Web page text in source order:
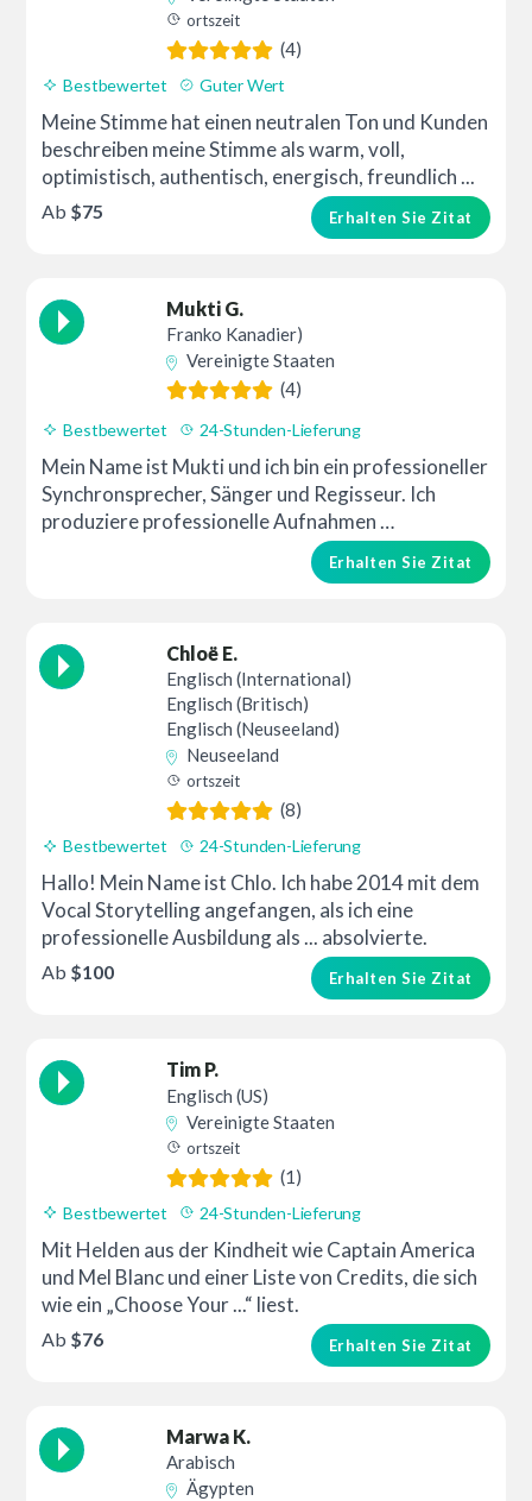
ortszeit
(4)
Bestbewertet Guter Wert
Meine Stimme hat einen neutralen Ton und Kunden
beschreiben meine Stimme als warm, voll,
optimistisch, authentisch, energisch, freundlich ...
Erhalten Sie Zitat
Ab $75
Mukti G.
Franko Kanadier)
Vereinigte Staaten
(4)
Bestbewertet 24-Stunden-Lieferung
Mein Name ist Mukti und ich bin ein professioneller
Synchronsprecher, Sänger und Regisseur. Ich
produziere professionelle Aufnahmen …
Erhalten Sie Zitat
Chloë E.
Englisch (International)
Englisch (Britisch)
Englisch (Neuseeland)
Neuseeland
ortszeit
(8)
Bestbewertet 24-Stunden-Lieferung
Hallo! Mein Name ist Chlo. Ich habe 2014 mit dem
Vocal Storytelling angefangen, als ich eine
professionelle Ausbildung als ... absolvierte.
Erhalten Sie Zitat
Ab $100
Tim P.
Englisch (US)
Vereinigte Staaten
ortszeit
(1)
Bestbewertet 24-Stunden-Lieferung
Mit Helden aus der Kindheit wie Captain America
und Mel Blanc und einer Liste von Credits, die sich
wie ein „Choose Your ...“ liest.
Erhalten Sie Zitat
Ab $76
Marwa K.
Arabisch
Ägypten